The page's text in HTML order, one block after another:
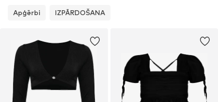
Apģērbi IZPĀRDOŠANA